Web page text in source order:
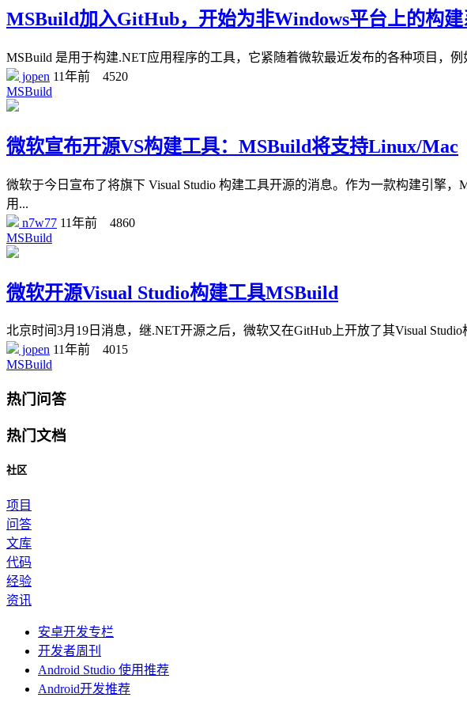
MSBuild加入GitHub，开始为非Windows平台上的构
MSBuild 是用于构建.NET应用程序的工具，它紧随着微软最近发布的各种项目，
jopen 11年前
4520
MSBuild
微软宣布开源VS构建工具：MSBuild将支持Linux/Mac
微软于今日宣布了将旗下 Visual Studio 构建工具开源的消息。作为一款构建引擎
用...
n7w77 11年前
4860
MSBuild
微软开源Visual Studio构建工具MSBuild
北京时间3月19日消息，继.NET开源之后，微软又在GitHub上开放了其Visual
jopen 11年前
4015
MSBuild
热门问答
热门文档
社区
项目
问答
文库
代码
经验
资讯
安卓开发专栏
开发者周刊
Android Studio 使用推荐
Android开发推荐